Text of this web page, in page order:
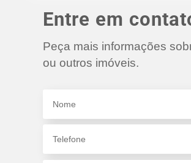
Entre em
Peça mais informações
ou outros imóveis.